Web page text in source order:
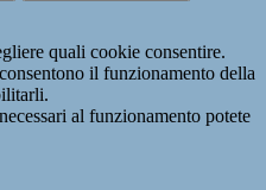
quali cookie consentire.
il funzionamento della
al funzionamento potete